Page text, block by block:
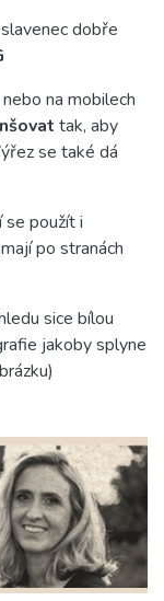
dobře
na mobilech
tak, aby
se také dá
se použít i
po stranách
sice bílou
jakoby splyne